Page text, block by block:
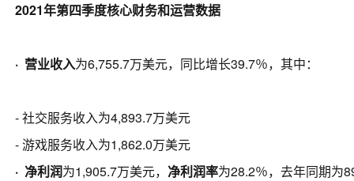
2021年第四季度核心财务和运营数据
· 营业收入为6,755.7万美元，同比增长39.7％，其中：
- 社交服务收入为4,893.7万美元
- 游戏服务收入为1,862.0万美元
· 净利润为1,905.7万美元， 净利润率为28.2％，去年同期为